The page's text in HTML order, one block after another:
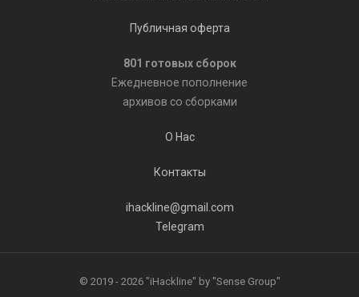
Публичная оферта
801 готовых сборок
Ежедневное пополнение
архивов со сборками
О Нас
Контакты
ihackline@gmail.com
Telegram
© 2019 - 2026 "iHackline" by "Sense Group"